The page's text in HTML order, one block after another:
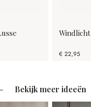
Windlicht
€ 22,95
Bekijk meer ideeën